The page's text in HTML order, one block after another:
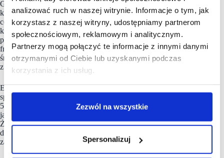
analizować ruch w naszej witrynie. Informacje o tym, jak
korzystasz z naszej witryny, udostępniamy partnerom
społecznościowym, reklamowym i analitycznym.
Partnerzy mogą połączyć te informacje z innymi danymi
otrzymanymi od Ciebie lub uzyskanymi podczas
korzystania z ich usług.
Zezwól na wszystkie
Spersonalizuj
GrupaŻabka to kompleksowy ekosystem convenience,
którego misją jest tworzenie wartości poprzez upraszczanie
codziennego życia klientów. Grupa obsługuje rosnącą liczbę
konsumentów szukających wygodnych rozwiązań, promując
przy tym odpowiedzialne podejście wobec klientów,
franczyzobiorców, dostawców oraz szeroko pojętego
środowiska, w tym dbałość o zrównoważone korzystanie
z produktów i opakowań.
Ekosystem Grupy Żabka obejmuje wiodącą w Polsce sieć
sprzedaży detalicznej w formacie convenience liczącą ponad 11
500 sklepów działających na zasadzie franczyzy. Uzupełnia
ją sieć bezobsługowych sklepów autonomicznych pod szyldem
Żabka Nano, umożliwiających robienie zakupów przez całą
dobę w dowolny dzień tygodnia. Grupa dysponuje również
zaawansowaną, stale rozwijaną ofertą cyfrową.